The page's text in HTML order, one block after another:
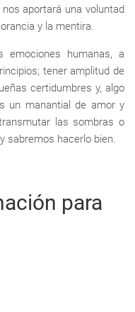
aportará una voluntad
y la mentira.
humanas, a
tener amplitud de
certidumbres y, algo
un manantial de amor y
las sombras o
sabremos hacerlo bien.
para